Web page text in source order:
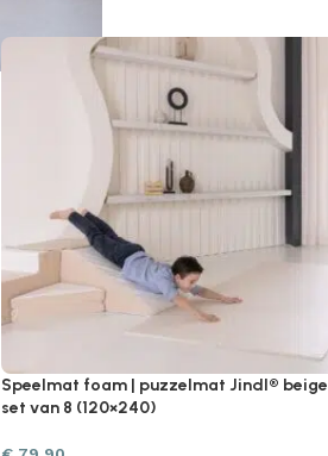
Speelmat foam | puzzelmat Jindl® beige
set van 8 (120×240)